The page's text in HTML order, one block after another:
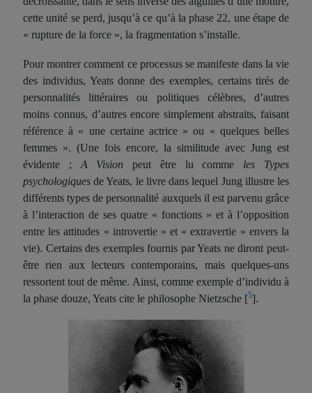
cette unité se perd, jusqu’à ce qu’à la phase 22, une étape de
« rupture de la force », la fragmentation s’installe.
Pour montrer comment ce processus se manifeste dans la vie
des individus, Yeats donne des exemples, certains tirés de
personnalités littéraires ou politiques célèbres, d’autres
moins connus, d’autres encore simplement abstraits, faisant
référence à « une certaine actrice » ou « quelques belles
femmes ». (Une fois encore, la similitude avec Jung est
évidente ; A Visionpeut être lu comme les Types
psychologiques de Yeats, le livre dans lequel Jung illustre les
différents types de personnalité auxquels il est parvenu grâce
à l’interaction de ses quatre « fonctions » et à l’opposition
entre les attitudes « introvertie » et « extravertie » envers la
vie). Certains des exemples fournis par Yeats ne diront peut-
être rien aux lecteurs contemporains, mais quelques-uns
ressortent tout de même. Ainsi, comme exemple d’individu à
la phase douze, Yeats cite le philosophe Nietzsche [5].